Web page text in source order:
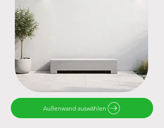
Außenwand auswählen